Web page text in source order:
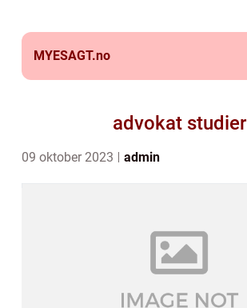
MYESAGT.no
advokat studier
09 oktober 2023 admin